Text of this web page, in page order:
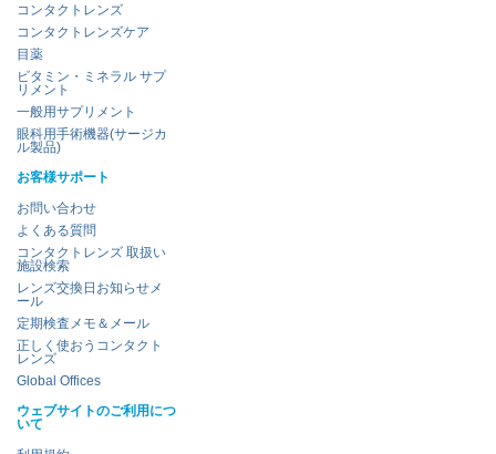
コンタクトレンズ
コンタクトレンズケア
目薬
ビタミン・ミネラル サプ
リメント
一般用サプリメント
眼科用手術機器(サージカ
ル製品)
お客様サポート
お問い合わせ
よくある質問
コンタクトレンズ 取扱い
施設検索
レンズ交換日お知らせメ
ール
定期検査メモ＆メール
正しく使おうコンタクト
レンズ
Global Offices
ウェブサイトのご利用につ
いて